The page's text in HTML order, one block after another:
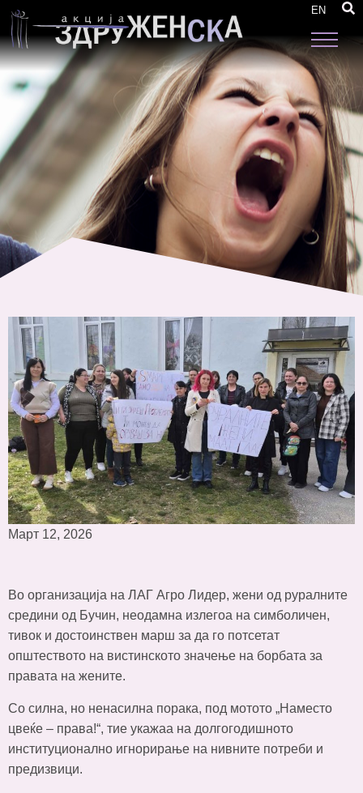
EN
игнорирање на потребите на жените
Март 12, 2026
Во организација на ЛАГ Агро Лидер, жени од руралните
средини од Бучин, неодамна излегоа на симболичен,
тивок и достоинствен марш за да го потсетат
општеството на вистинското значење на борбата за
правата на жените.
Со силна, но ненасилна порака, под мотото „Наместо
цвеќе – права!“, тие укажаа на долгогодишното
институционално игнорирање на нивните потреби и
предизвици.